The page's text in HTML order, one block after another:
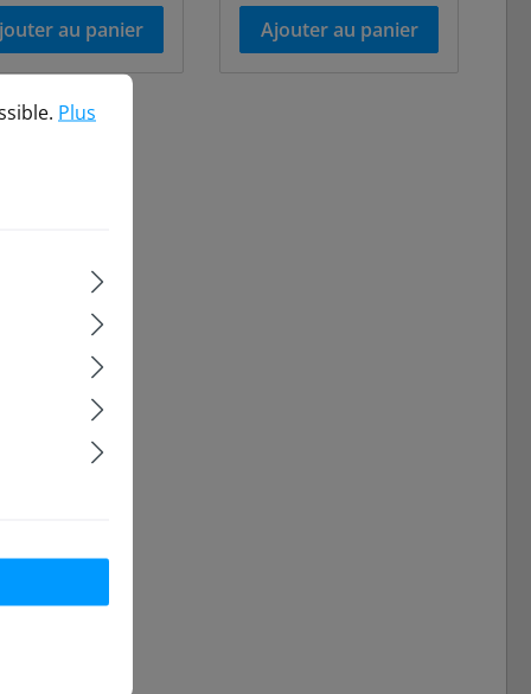
au panier Ajouter au panier
Plus d'informations...
Plus